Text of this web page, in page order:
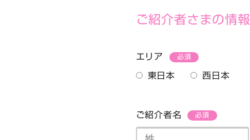
ご紹介者さまの情報
エリア 必須
東日本 西日本
ご紹介者名 必須